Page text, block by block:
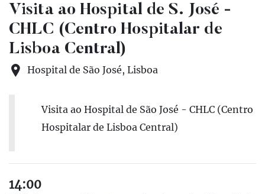
Visita ao Hospital de S. José -
CHLC (Centro Hospitalar de
Lisboa Central)
Hospital de São José, Lisboa
Visita ao Hospital de São José - CHLC (Centro
Hospitalar de Lisboa Central)
14:00